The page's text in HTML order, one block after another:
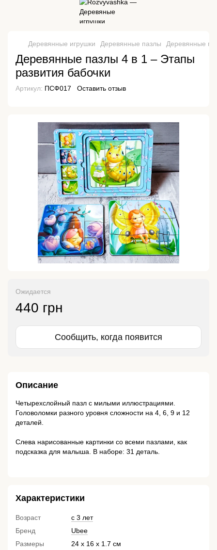
Деревянные игрушки Деревянные пазлы Деревянные
Деревянные пазлы 4 в 1 – Этапы
развития бабочки
Артикул: ПСФ017 Оставить отзыв
Ожидается
440 грн
Сообщить, когда появится
Описание
Четырехслойный пазл с милыми иллюстрациями.
Головоломки разного уровня сложности на 4, 6, 9 и 12
деталей.
Слева нарисованные картинки со всеми пазлами, как
подсказка для малыша. В наборе: 31 деталь.
Характеристики
Возраст
с 3 лет
Бренд
Ubee
Размеры
24 х 16 х 1.7 см